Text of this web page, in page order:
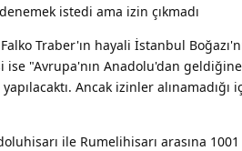
istedi ama izin çıkmadı
Traber'ın hayali İstanbul
ise "Avrupa'nın Anadolu'dan
Ancak izinler alınamadığı
ile Rumelihisarı arasına